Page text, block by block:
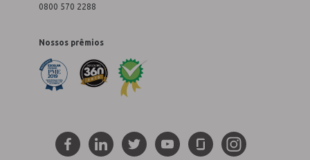
0800 570 2288
Nossos prêmios